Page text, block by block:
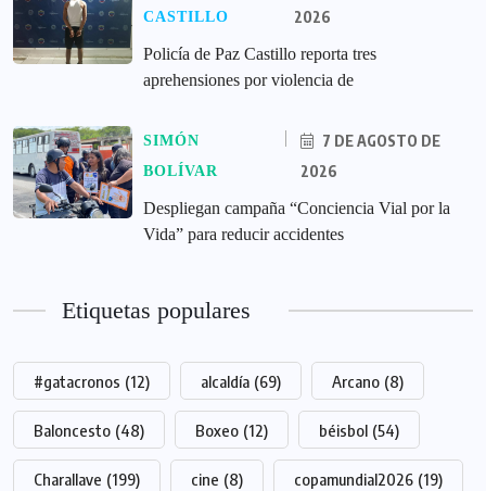
CASTILLO
2026
‎Policía de Paz Castillo reporta tres
aprehensiones por violencia de
SIMÓN
BOLÍVAR
7 DE AGOSTO DE
2026
‎Despliegan campaña “Conciencia Vial por la
Vida” para reducir accidentes
Etiquetas populares
#gatacronos (12) alcaldía (69) Arcano (8)
Baloncesto (48) Boxeo (12) béisbol (54)
Charallave (199) cine (8) copamundial2026 (19)